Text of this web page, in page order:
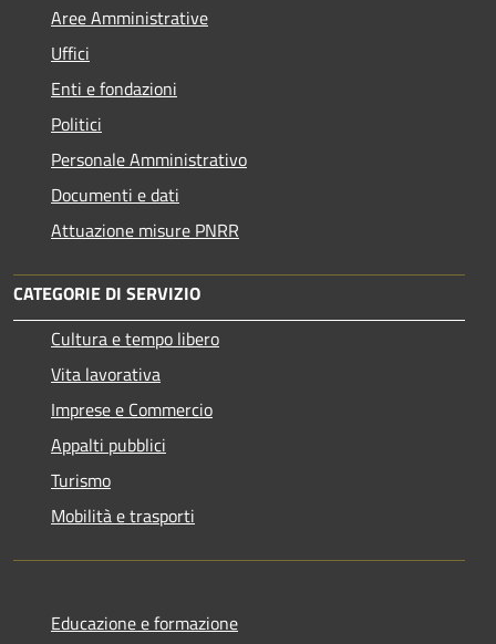
Aree Amministrative
Uffici
Enti e fondazioni
Politici
Personale Amministrativo
Documenti e dati
Attuazione misure PNRR
CATEGORIE DI SERVIZIO
Cultura e tempo libero
Vita lavorativa
Imprese e Commercio
Appalti pubblici
Turismo
Mobilità e trasporti
Educazione e formazione